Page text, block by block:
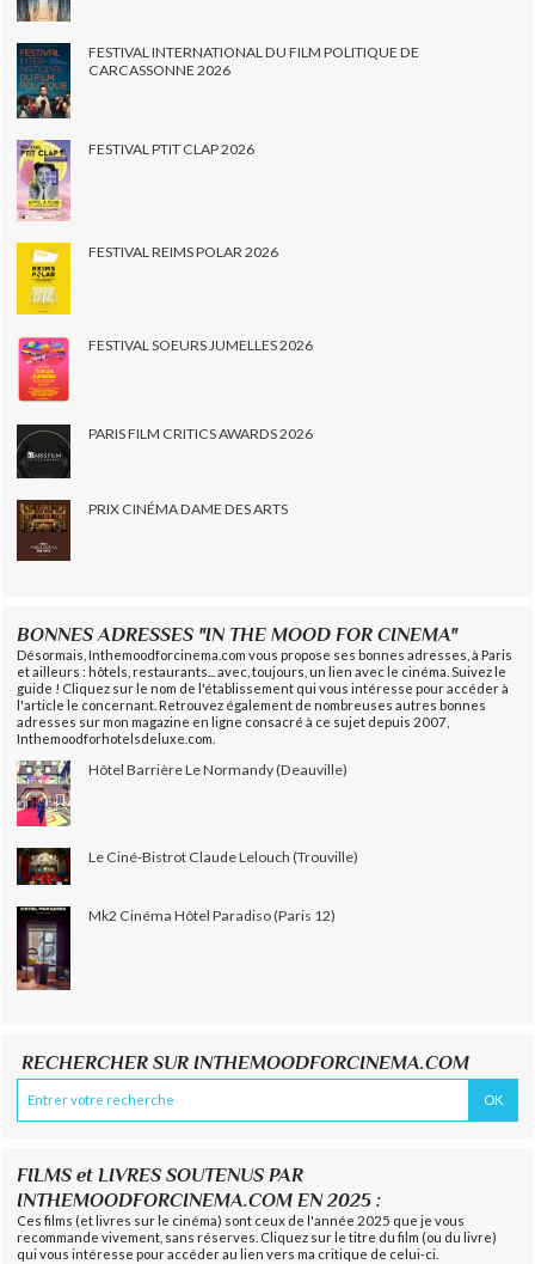
FESTIVAL INTERNATIONAL DU FILM POLITIQUE DE
CARCASSONNE 2026
FESTIVAL PTIT CLAP 2026
FESTIVAL REIMS POLAR 2026
FESTIVAL SOEURS JUMELLES 2026
PARIS FILM CRITICS AWARDS 2026
PRIX CINÉMA DAME DES ARTS
BONNES ADRESSES "IN THE MOOD FOR CINEMA"
Désormais, Inthemoodforcinema.com vous propose ses bonnes adresses, à Paris
et ailleurs : hôtels, restaurants... avec, toujours, un lien avec le cinéma. Suivez le
guide ! Cliquez sur le nom de l'établissement qui vous intéresse pour accéder à
l'article le concernant. Retrouvez également de nombreuses autres bonnes
adresses sur mon magazine en ligne consacré à ce sujet depuis 2007,
Inthemoodforhotelsdeluxe.com.
Hôtel Barrière Le Normandy (Deauville)
Le Ciné-Bistrot Claude Lelouch (Trouville)
Mk2 Cinéma Hôtel Paradiso (Paris 12)
RECHERCHER SUR INTHEMOODFORCINEMA.COM
FILMS et LIVRES SOUTENUS PAR
INTHEMOODFORCINEMA.COM EN 2025 :
Ces films (et livres sur le cinéma) sont ceux de l'année 2025 que je vous
recommande vivement, sans réserves. Cliquez sur le titre du film (ou du livre)
qui vous intéresse pour accéder au lien vers ma critique de celui-ci.